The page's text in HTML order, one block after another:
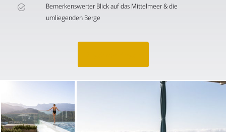
Bemerkenswerter Blick auf das Mittelmeer & die
umliegenden Berge